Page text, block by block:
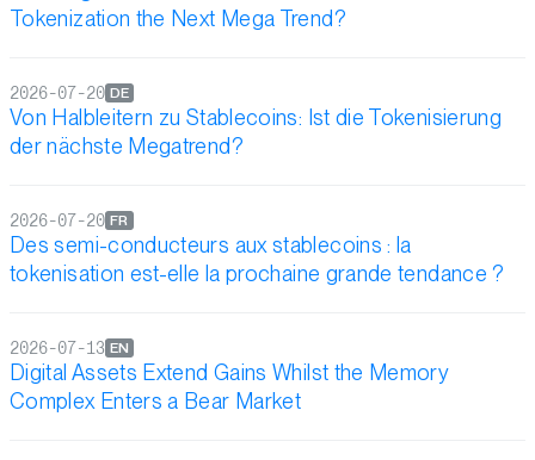
Tokenization the Next Mega Trend?
Von Halbleitern zu Stablecoins: Ist die Tokenisierung
der nächste Megatrend?
DE
2026-07-20
Des semi-conducteurs aux stablecoins : la
tokenisation est-elle la prochaine grande tendance ?
FR
2026-07-20
Digital Assets Extend Gains Whilst the Memory
Complex Enters a Bear Market
EN
2026-07-13